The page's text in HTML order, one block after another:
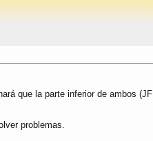
que la parte inferior de ambos
problemas.